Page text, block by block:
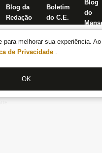
melhorar sua experiência.
de Privacidade .
OK
Blog da
Redação
Boletim
do C.E.
Blog
do